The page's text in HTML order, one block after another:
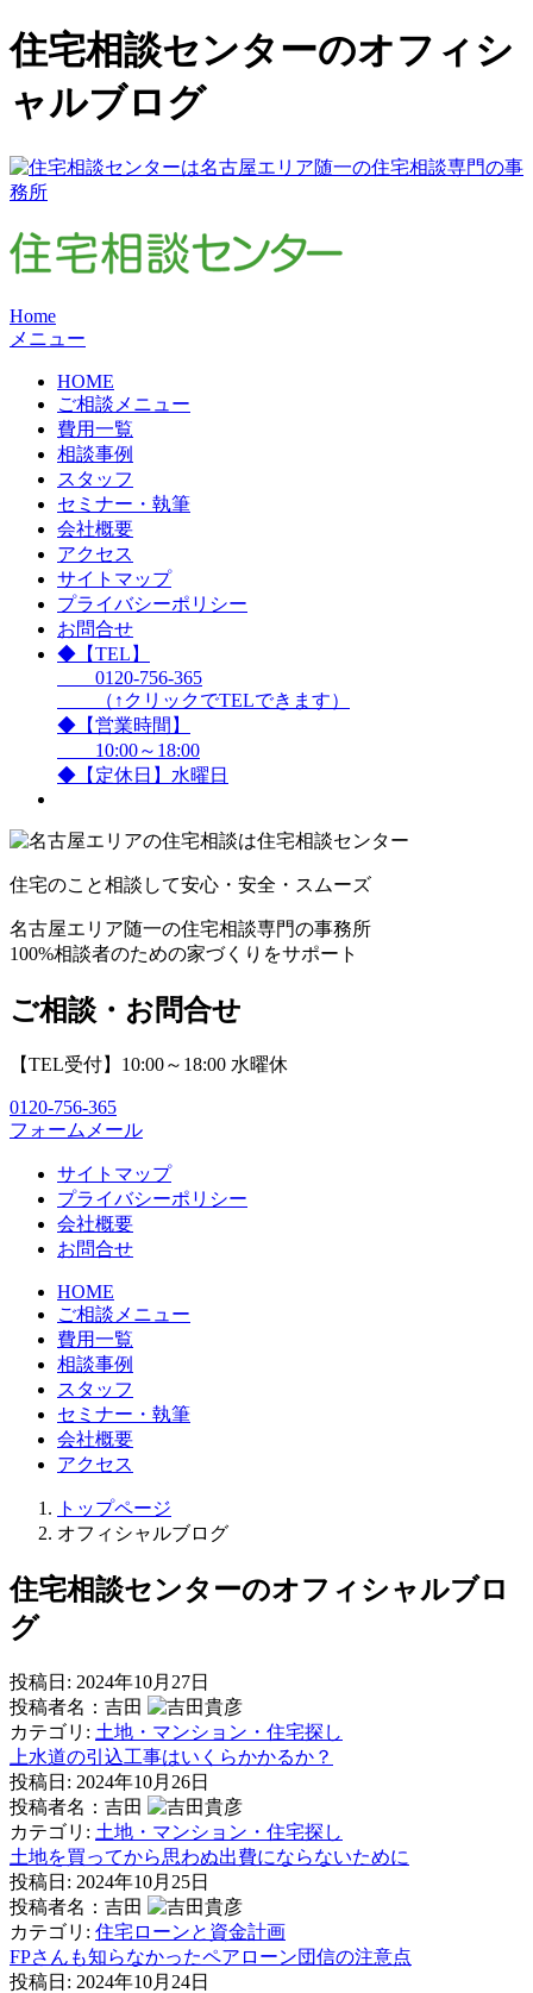
住宅相談センターのオフィシ
ャルブログ
Home
メニュー
HOME
ご相談メニュー
費用一覧
相談事例
スタッフ
セミナー・執筆
会社概要
アクセス
サイトマップ
プライバシーポリシー
お問合せ
◆【TEL】
0120-756-365
（↑クリックでTELできます）
◆【営業時間】
10:00～18:00
◆【定休日】水曜日
住宅のこと相談して安心・安全・スムーズ
名古屋エリア随一の住宅相談専門の事務所
100%相談者のための家づくりをサポート
ご相談・お問合せ
【TEL受付】10:00～18:00 水曜休
0120-756-365
フォームメール
サイトマップ
プライバシーポリシー
会社概要
お問合せ
HOME
ご相談メニュー
費用一覧
相談事例
スタッフ
セミナー・執筆
会社概要
アクセス
トップページ
オフィシャルブログ
住宅相談センターのオフィシャルブロ
グ
投稿日: 2024年10月27日
投稿者名：吉田
カテゴリ: 土地・マンション・住宅探し
上水道の引込工事はいくらかかるか？
投稿日: 2024年10月26日
投稿者名：吉田
カテゴリ: 土地・マンション・住宅探し
土地を買ってから思わぬ出費にならないために
投稿日: 2024年10月25日
投稿者名：吉田
カテゴリ: 住宅ローンと資金計画
FPさんも知らなかったペアローン団信の注意点
投稿日: 2024年10月24日